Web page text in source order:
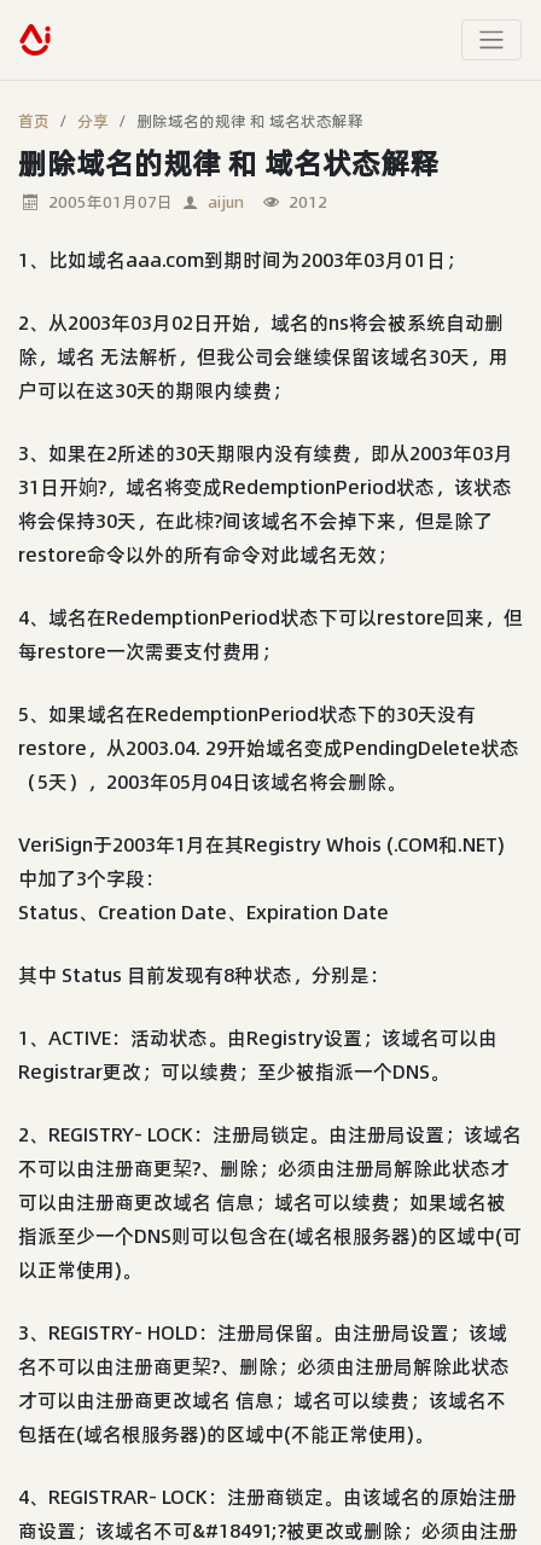
首页 分享 删除域名的规律 和 域名状态解释
删除域名的规律 和 域名状态解释
2005年01月07日 aijun 2012
1、比如域名aaa.com到期时间为2003年03月01日；
2、从2003年03月02日开始，域名的ns将会被系统自动删
除，域名 无法解析，但我公司会继续保留该域名30天，用
户可以在这30天的期限内续费；
3、如果在2所述的30天期限内没有续费，即从2003年03月
31日开姠?，域名将变成RedemptionPeriod状态，该状态
将会保持30天，在此栜?间该域名不会掉下来，但是除了
restore命令以外的所有命令对此域名无效；
4、域名在RedemptionPeriod状态下可以restore回来，但
每restore一次需要支付费用；
5、如果域名在RedemptionPeriod状态下的30天没有
restore，从2003.04. 29开始域名变成PendingDelete状态
（5天），2003年05月04日该域名将会删除。
VeriSign于2003年1月在其Registry Whois (.COM和.NET)
中加了3个字段：
Status、Creation Date、Expiration Date
其中 Status 目前发现有8种状态，分别是：
1、ACTIVE：活动状态。由Registry设置；该域名可以由
Registrar更改；可以续费；至少被指派一个DNS。
2、REGISTRY- LOCK：注册局锁定。由注册局设置；该域名
不可以由注册商更栔?、删除；必须由注册局解除此状态才
可以由注册商更改域名 信息；域名可以续费；如果域名被
指派至少一个DNS则可以包含在(域名根服务器)的区域中(可
以正常使用)。
3、REGISTRY- HOLD：注册局保留。由注册局设置；该域
名不可以由注册商更栔?、删除；必须由注册局解除此状态
才可以由注册商更改域名 信息；域名可以续费；该域名不
包括在(域名根服务器)的区域中(不能正常使用)。
4、REGISTRAR- LOCK：注册商锁定。由该域名的原始注册
商设置；该域名不可&#18491;?被更改或删除；必须由注册